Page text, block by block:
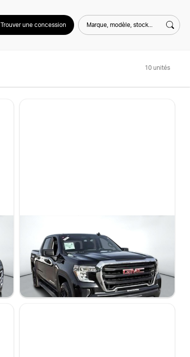
Trouver une concession
Marque, modèle, stock...
10 unités
GMC Sierra 1500 2020
125 358 km
29 995 $
Stock NW0047 / NIV 262159